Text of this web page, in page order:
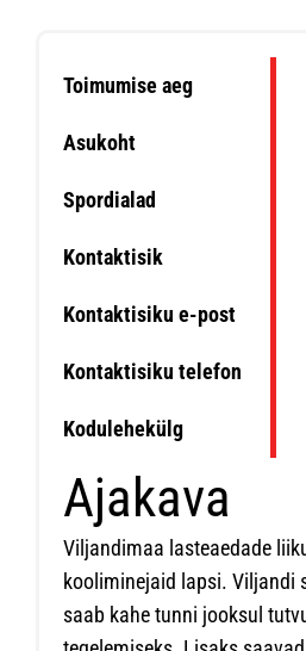
Toimumise aeg
Asukoht
Spordialad
Kontaktisik
Kontaktisiku e-post
Kontaktisiku telefon
Kodulehekülg
Ajakava
Viljandimaa lasteaedade
kooliminejaid lapsi. Viljandi
saab kahe tunni jooksul